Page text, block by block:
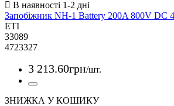
Запобіжник NH-1 Battery 200A 800V DC
ETI
33089
4723327
3 213.60грн/шт.
ЗНИЖКА У КОШИКУ